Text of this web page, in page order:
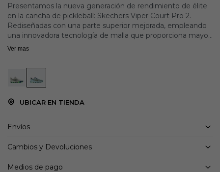
Presentamos la nueva generación de rendimiento de élite
en la cancha de pickleball: Skechers Viper Court Pro 2.
Rediseñadas con una parte superior mejorada, empleando
una innovadora tecnología de malla que proporciona mayor
durabilidad sin comprometer la transpirabilidad ni la
GO® reactiva en la entresuela.
Detalles:
Amortiguación de entresuela de espuma TRA GO®
Relaxed Fit® para un ajuste cómodo y espacioso en la
puntera y el antepié
Ver mas
UBICAR EN TIENDA
Envíos
Cambios y Devoluciones
Medios de pago